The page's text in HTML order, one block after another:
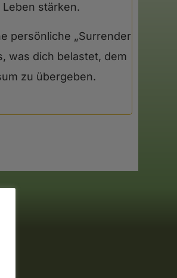
Leben stärken.
persönliche „Surrender
was dich belastet, dem
zu übergeben.